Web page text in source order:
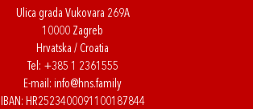
Ulica grada Vukovara 269A
10000 Zagreb
Hrvatska / Croatia
Tel: +385 1 2361555
E-mail: info@hns.family
IBAN: HR2523400091100187844